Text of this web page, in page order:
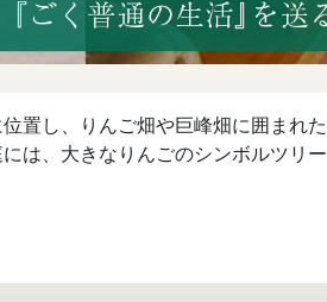
置し、りんご畑や巨峰畑に囲まれた
は、大きなりんごのシンボルツリー